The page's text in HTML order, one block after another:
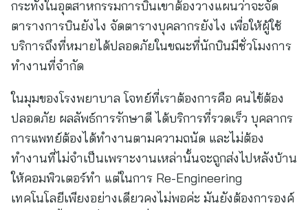
กระทั่งในอุตสาหกรรมการบินเขาต้องวางแผนว่าจะจัด
ตารางการบินยังไง จัดตารางบุคลากรยังไง เพื่อให้ผู้ใช้
บริการถึงที่หมายได้ปลอดภัยในขณะที่นักบินมีชั่วโมงการ
ทำงานที่จำกัด
ในมุมของโรงพยาบาล โจทย์ที่เราต้องการคือ คนไข้ต้อง
ปลอดภัย ผลลัพธ์การรักษาดี ได้บริการที่รวดเร็ว บุคลากร
การแพทย์ต้องได้ทำงานตามความถนัด และไม่ต้อง
ทำงานที่ไม่จำเป็นเพราะงานเหล่านั้นจะถูกส่งไปหลังบ้าน
ให้คอมพิวเตอร์ทำ แต่ในการ Re-Engineering
เทคโนโลยีเพียงอย่างเดียวคงไม่พอค่ะ มันยังต้องการองค์